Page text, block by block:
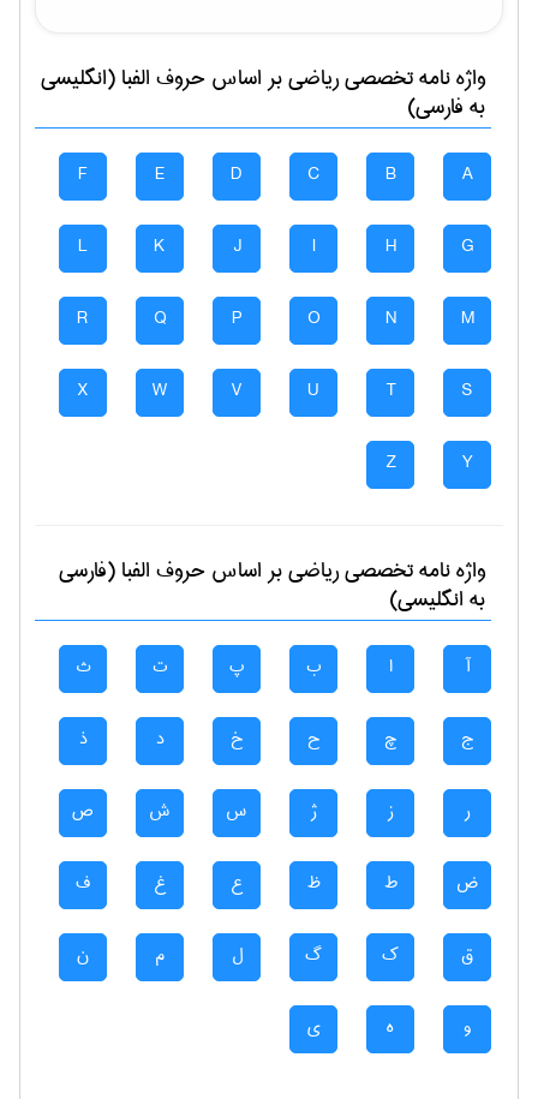
واژه نامه تخصصیرياضیبر اساس حروف الفبا (انگلیسی
به فارسی)
A
B
C
D
E
F
G
H
I
J
K
L
M
N
O
P
Q
R
S
T
U
V
W
X
Y
Z
واژه نامه تخصصیرياضیبر اساس حروف الفبا (فارسی
به انگلیسی)
آ ا ب پ ت ث
ج چ ح خ د ذ
ر ز ژ س ش ص
ض ط ظ ع غ ف
ق ک گ ل م ن
و ه ی